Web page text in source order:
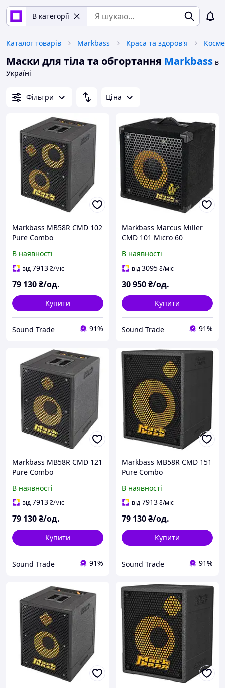
В категорії
Каталог товарів Markbass Краса та здоров'я
Маски для тіла та обгортання Markbass в
Україні
Фільтри Ціна
Markbass MB58R CMD 102
Pure Combo
В наявності
від7913₴/міс
79 130₴/од.
Купити
Sound Trade 91%
Markbass Marcus Miller
CMD 101 Micro 60
В наявності
від3095₴/міс
30 950₴/од.
Купити
Sound Trade 91%
Markbass MB58R CMD 121
Pure Combo
В наявності
від7913₴/міс
79 130₴/од.
Купити
Sound Trade 91%
Markbass MB58R CMD 151
Pure Combo
В наявності
від7913₴/міс
79 130₴/од.
Купити
Sound Trade 91%